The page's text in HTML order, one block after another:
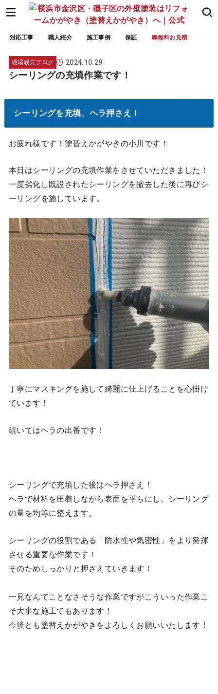
対応工事 職人紹介 施工事例 保証 無料お見積
現場親方ブログ 2024.10.29
シーリングの充填作業です！
シーリングを充填、ヘラ押さえ！
お疲れ様です！塗替えかがやきの小川です！
本日はシーリングの充填作業をさせていただきました！
一度劣化し既設されたシーリングを撤去した後に再びシ
ーリングを施しています。
丁寧にマスキングを施して綺麗に仕上げることを心掛け
ています！
続いてはヘラの出番です！
シーリングで充填した後はヘラ押さえ！
ヘラで材料を圧着しながら表面を平らにし、シーリング
の量を均等に整えます。
シーリングの役割である「防水性や気密性」をより発揮
させる重要な作業です！
そのためしっかりと押さえていきます！
一見なんてことなさそうな作業ですがこういった作業こ
そ大事な施工でもあります！
今後とも塗替えかがやきをよろしくお願いいたします！